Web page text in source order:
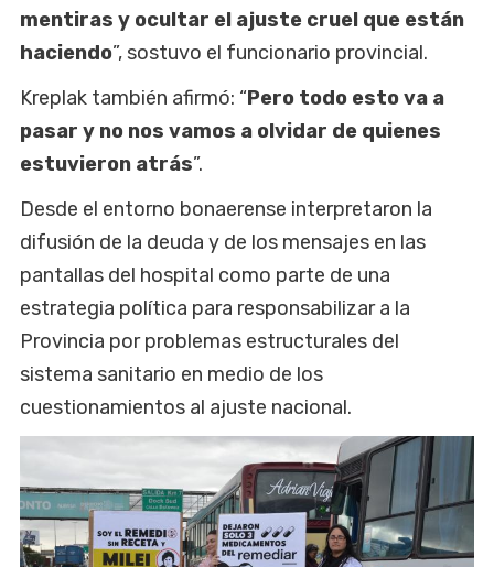
mentiras y ocultar el ajuste cruel que están
haciendo”, sostuvo el funcionario provincial.
Kreplak también afirmó: “Pero todo esto va a
pasar y no nos vamos a olvidar de quienes
estuvieron atrás”.
Desde el entorno bonaerense interpretaron la
difusión de la deuda y de los mensajes en las
pantallas del hospital como parte de una
estrategia política para responsabilizar a la
Provincia por problemas estructurales del
sistema sanitario en medio de los
cuestionamientos al ajuste nacional.